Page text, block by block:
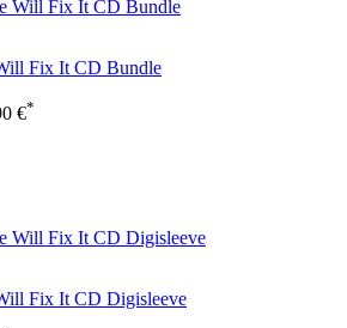
Fix It CD Bundle
€*
Fix It CD Digisleeve